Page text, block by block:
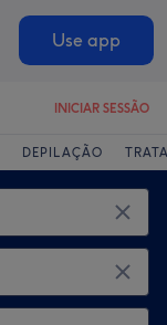
Use app
INICIAR SESSÃO
DEPILAÇÃO